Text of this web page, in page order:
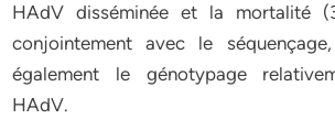
HAdV disséminée et la mortalité
conjointement avec le
également le génotypage
HAdV.